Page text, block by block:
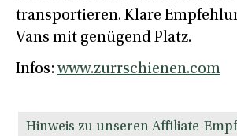
transportieren. Klare
Vans mit genügend Platz.
Infos:www.zurrschienen.com
Hinweis zu unseren Affiliate-